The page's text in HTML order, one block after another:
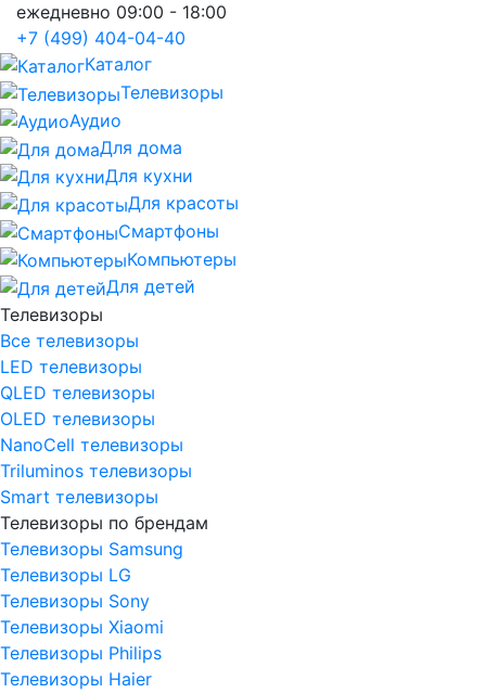
ежедневно 09:00 - 18:00
+7 (499) 404-04-40
Каталог
Телевизоры
Аудио
Для дома
Для кухни
Для красоты
Смартфоны
Компьютеры
Для детей
Телевизоры
Все телевизоры
LED телевизоры
QLED телевизоры
OLED телевизоры
NanoCell телевизоры
Triluminos телевизоры
Smart телевизоры
Телевизоры по брендам
Телевизоры Samsung
Телевизоры LG
Телевизоры Sony
Телевизоры Xiaomi
Телевизоры Philips
Телевизоры Haier